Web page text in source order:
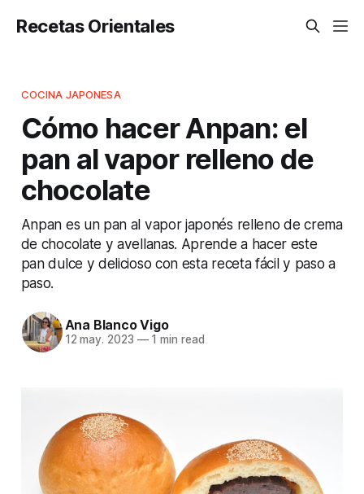
Recetas Orientales
COCINA JAPONESA
Cómo hacer Anpan: el
pan al vapor relleno de
chocolate
Anpan es un pan al vapor japonés relleno de crema
de chocolate y avellanas. Aprende a hacer este
pan dulce y delicioso con esta receta fácil y paso a
paso.
Ana Blanco Vigo
12 may. 2023 —1 min read